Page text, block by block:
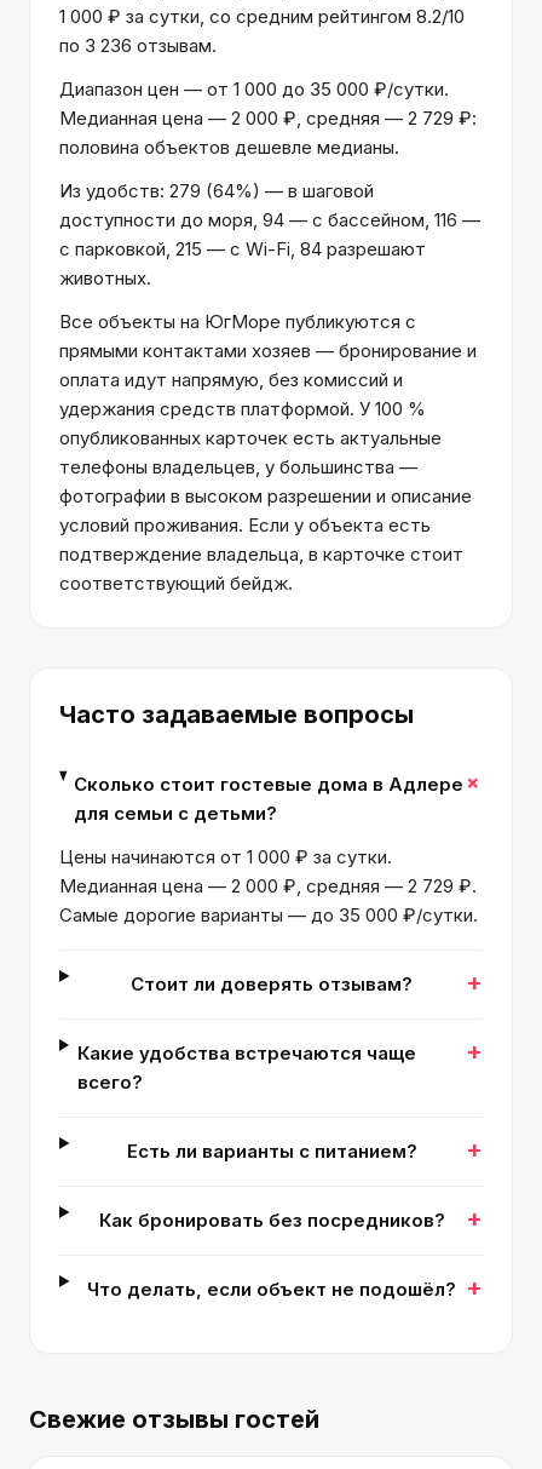
1 000 ₽ за сутки, со средним рейтингом 8.2/10
по 3 236 отзывам.
Диапазон цен — от 1 000 до 35 000 ₽/сутки.
Медианная цена — 2 000 ₽, средняя — 2 729 ₽:
половина объектов дешевле медианы.
Из удобств: 279 (64%) — в шаговой
доступности до моря, 94 — с бассейном, 116 —
с парковкой, 215 — с Wi-Fi, 84 разрешают
животных.
Все объекты на ЮгМоре публикуются с
прямыми контактами хозяев — бронирование и
оплата идут напрямую, без комиссий и
удержания средств платформой. У 100 %
опубликованных карточек есть актуальные
телефоны владельцев, у большинства —
фотографии в высоком разрешении и описание
условий проживания. Если у объекта есть
подтверждение владельца, в карточке стоит
соответствующий бейдж.
Часто задаваемые вопросы
Сколько стоит гостевые дома в Адлере
для семьи с детьми?
+
Цены начинаются от 1 000 ₽ за сутки.
Медианная цена — 2 000 ₽, средняя — 2 729 ₽.
Самые дорогие варианты — до 35 000 ₽/сутки.
Стоит ли доверять отзывам? +
Какие удобства встречаются чаще
всего?
+
Есть ли варианты с питанием? +
Как бронировать без посредников? +
Что делать, если объект не подошёл? +
Свежие отзывы гостей